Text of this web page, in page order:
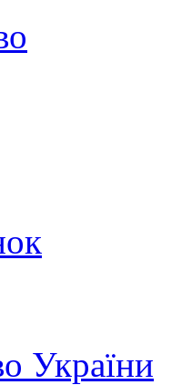
України